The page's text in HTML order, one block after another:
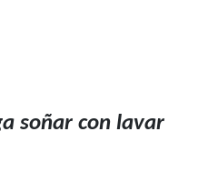
soñar con lavar